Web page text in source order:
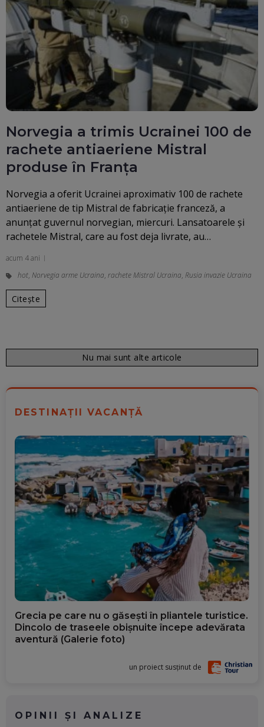
Norvegia a trimis Ucrainei 100 de
rachete antiaeriene Mistral
produse în Franța
Norvegia a oferit Ucrainei aproximativ 100 de rachete
antiaeriene de tip Mistral de fabricaţie franceză, a
anunţat guvernul norvegian, miercuri. Lansatoarele şi
rachetele Mistral, care au fost deja livrate, au…
acum 4 ani
hot, Norvegia arme Ucraina, rachete Mistral Ucraina, Rusia invazie Ucraina
Citește
Nu mai sunt alte articole
DESTINAȚII VACANȚĂ
Grecia pe care nu o găsești în pliantele turistice.
Dincolo de traseele obișnuite începe adevărata
aventură (Galerie foto)
un proiect susținut de
OPINII ȘI ANALIZE